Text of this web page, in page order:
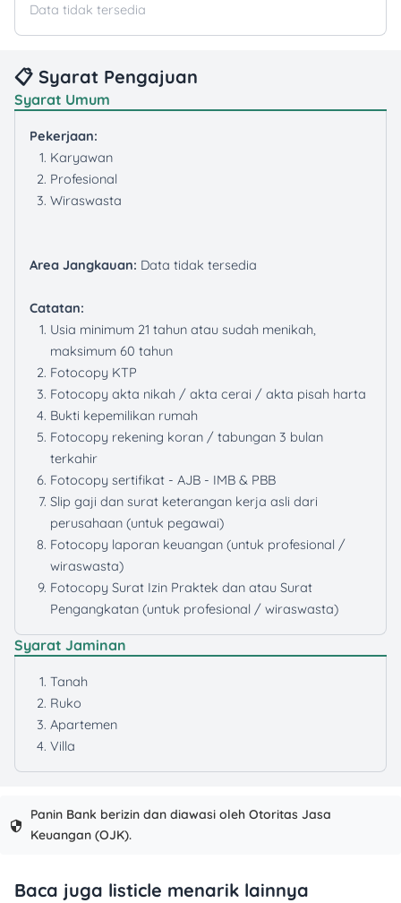
Data tidak tersedia
📋 Syarat Pengajuan
Syarat Umum
Pekerjaan:
Karyawan
Profesional
Wiraswasta
Area Jangkauan: Data tidak tersedia
Catatan:
Usia minimum 21 tahun atau sudah menikah,
maksimum 60 tahun
Fotocopy KTP
Fotocopy akta nikah / akta cerai / akta pisah harta
Bukti kepemilikan rumah
Fotocopy rekening koran / tabungan 3 bulan
terkahir
Fotocopy sertifikat - AJB - IMB & PBB
Slip gaji dan surat keterangan kerja asli dari
perusahaan (untuk pegawai)
Fotocopy laporan keuangan (untuk profesional /
wiraswasta)
Fotocopy Surat Izin Praktek dan atau Surat
Pengangkatan (untuk profesional / wiraswasta)
Syarat Jaminan
Tanah
Ruko
Apartemen
Villa
Panin Bank berizin dan diawasi oleh Otoritas Jasa
Keuangan (OJK).
Baca juga listicle menarik lainnya